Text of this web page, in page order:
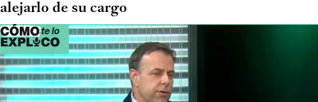
alejarlo de su cargo